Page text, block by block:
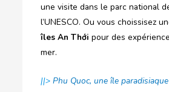
une visite dans le parc national
l’UNESCO. Ou vous choissisez
îles An Thới pour des
mer.
||>Phu Quoc, une île paradisiaque